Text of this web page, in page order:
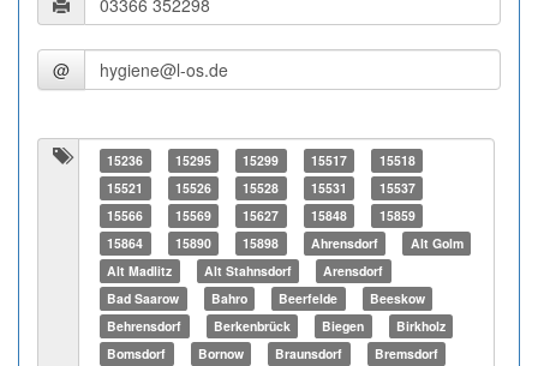
@
15236 15295 15299 15517
15518
15521
15526 15528 15531
15537
15566
15569 15627 15848
15859
15864
15890 15898 Ahrensdorf
Alt Golm
Alt Madlitz
Alt Stahnsdorf
Arensdorf
Bad Saarow
Bahro Beerfelde
Beeskow
Behrensdorf
Berkenbrück Biegen
Birkholz
Bomsdorf
Bornow Braunsdorf Bremsdorf